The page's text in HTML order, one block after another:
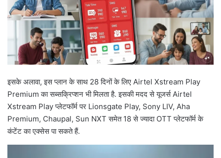
इसके अलावा, इस प्लान के साथ 28 दिनों के लिए Airtel Xstream Play
Premium का सब्सक्रिप्शन भी मिलता है. इसकी मदद से यूजर्स Airtel
Xstream Play प्लेटफॉर्म पर Lionsgate Play, Sony LIV, Aha
Premium, Chaupal, Sun NXT समेत 18 से ज्यादा OTT प्लेटफॉर्म के
कंटेंट का एक्सेस पा सकते हैं.